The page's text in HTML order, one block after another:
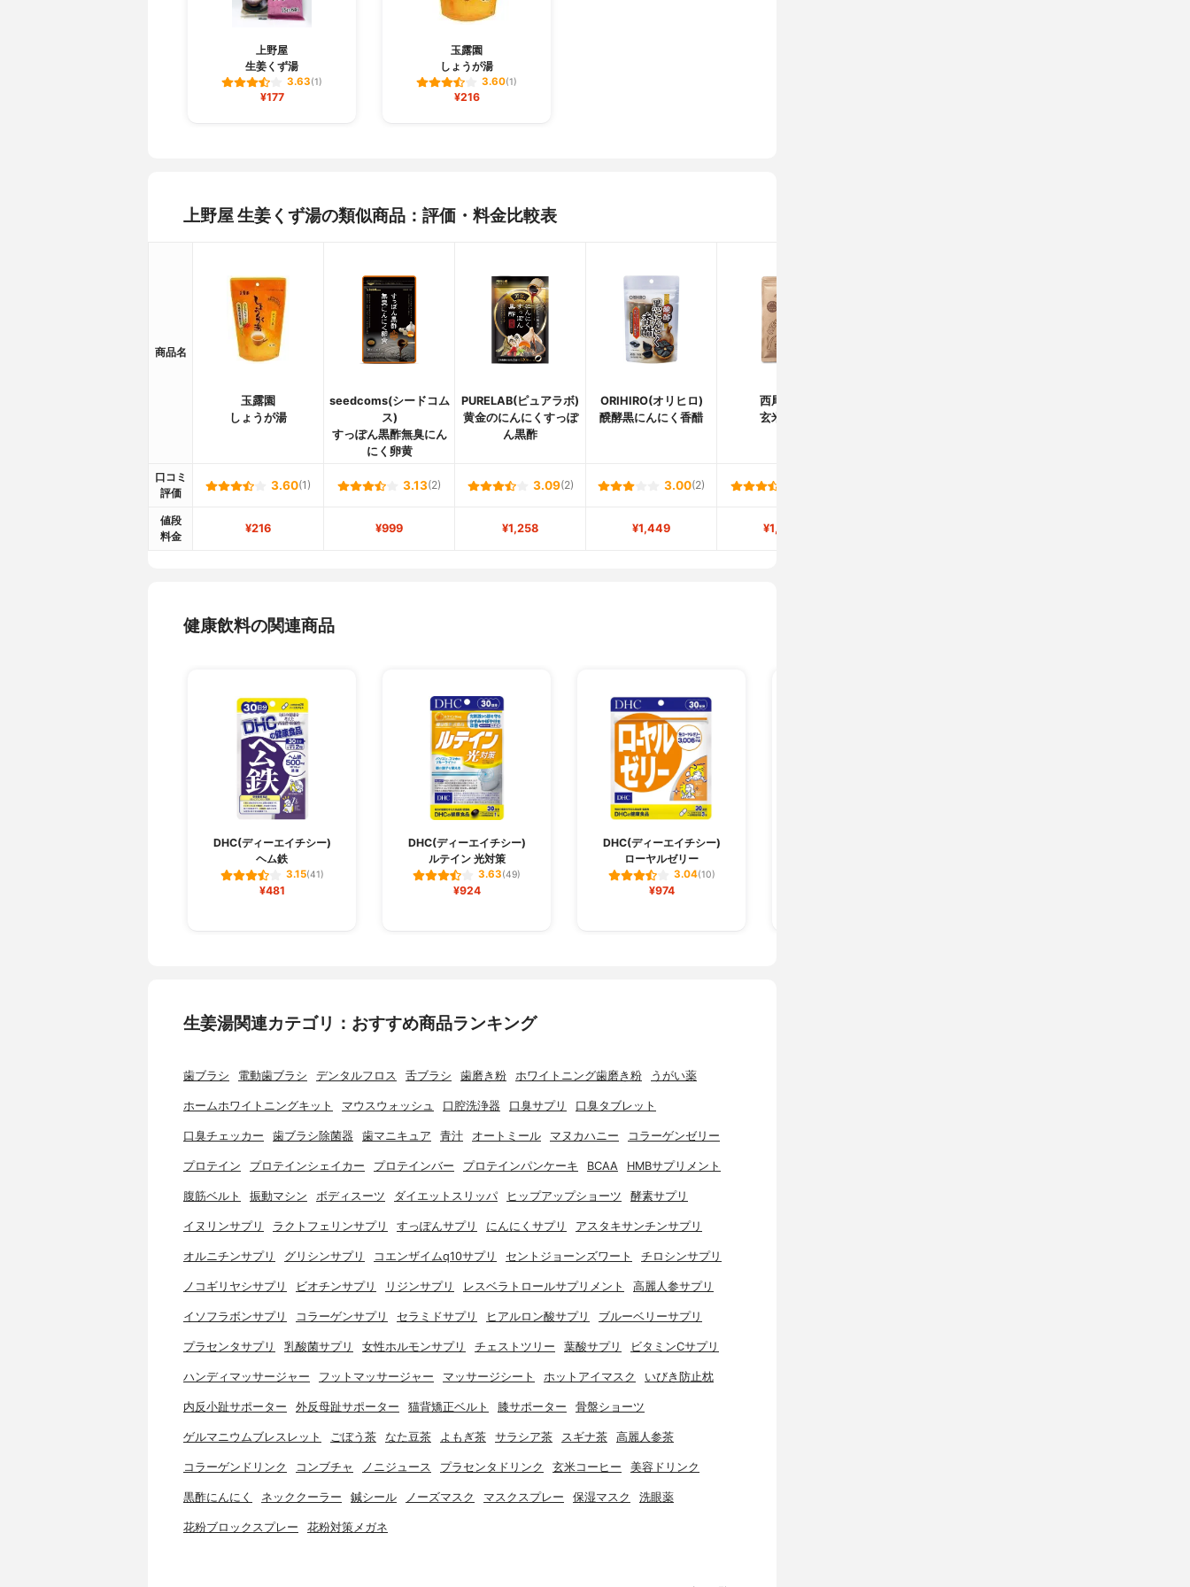
上野屋
生姜くず湯
3.63(1)
¥177
玉露園
しょうが湯
3.60(1)
¥216
上野屋 生姜くず湯の類似商品：評価・料金比較表
商品名
玉露園
しょうが湯
seedcoms(シードコム
ス)
すっぽん黒酢無臭にん
にく卵黄
PURELAB(ピュアラボ)
黄金のにんにくすっぽ
ん黒酢
ORIHIRO(オリヒロ)
醗酵黒にんにく香醋
西尾製茶
玄米珈琲
口コミ
評価
3.60(1) 3.13(2) 3.09(2) 3.00(2)
値段
料金
¥216 ¥999 ¥1,258 ¥1,449 ¥1,000
健康飲料の関連商品
DHC(ディーエイチシー)
ヘム鉄
3.15(41)
¥481
DHC(ディーエイチシー)
ルテイン 光対策
3.63(49)
¥924
DHC(ディーエイチシー)
ローヤルゼリー
3.04(10)
¥974
生姜湯関連カテゴリ：おすすめ商品ランキング
歯ブラシ 電動歯ブラシ デンタルフロス 舌ブラシ 歯磨き粉 ホワイトニング歯磨き粉 うがい薬
ホームホワイトニングキット マウスウォッシュ 口腔洗浄器 口臭サプリ 口臭タブレット
口臭チェッカー 歯ブラシ除菌器 歯マニキュア 青汁 オートミール マヌカハニー コラーゲンゼリー
プロテイン プロテインシェイカー プロテインバー プロテインパンケーキ BCAA HMBサプリメント
腹筋ベルト 振動マシン ボディスーツ ダイエットスリッパ ヒップアップショーツ 酵素サプリ
イヌリンサプリ ラクトフェリンサプリ すっぽんサプリ にんにくサプリ アスタキサンチンサプリ
オルニチンサプリ グリシンサプリ コエンザイムq10サプリ セントジョーンズワート チロシンサプリ
ノコギリヤシサプリ ビオチンサプリ リジンサプリ レスベラトロールサプリメント 高麗人参サプリ
イソフラボンサプリ コラーゲンサプリ セラミドサプリ ヒアルロン酸サプリ ブルーベリーサプリ
プラセンタサプリ 乳酸菌サプリ 女性ホルモンサプリ チェストツリー 葉酸サプリ ビタミンCサプリ
ハンディマッサージャー フットマッサージャー マッサージシート ホットアイマスク いびき防止枕
内反小趾サポーター 外反母趾サポーター 猫背矯正ベルト 膝サポーター 骨盤ショーツ
ゲルマニウムブレスレット ごぼう茶 なた豆茶 よもぎ茶 サラシア茶 スギナ茶 高麗人参茶
コラーゲンドリンク コンブチャ ノニジュース プラセンタドリンク 玄米コーヒー 美容ドリンク
黒酢にんにく ネッククーラー 鍼シール ノーズマスク マスクスプレー 保湿マスク 洗眼薬
花粉ブロックスプレー 花粉対策メガネ